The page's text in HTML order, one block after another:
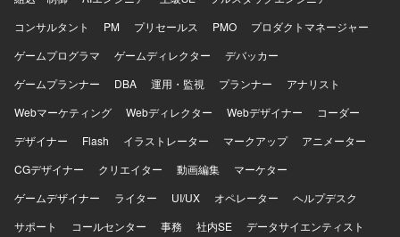
画し、共通基盤化に伴うデータ構造変更への対応を通じ
て、データ移行やSQL実装に関する実務経験を幅広く積む
行本番対応まで一連の工程に携わることで、データ移行プ
ロジェクト全体の流れを理解できるポジションです。 【開
発環境】 各種RDBMS環境上でのSQL実装およびデータ検証
を中心とした環境になります。
コンサルタント
PM プリセールス PMO
プロダクトマネージャー
ゲームプログラマ
ゲームディレクター
デバッカー
ゲームプランナー
DBA 運用・監視 プランナー
アナリスト
Webマーケティング
Webディレクター Webデザイナー
コーダー
デザイナー
Flash イラストレーター マークアップ
アニメーター
CGデザイナー
クリエイター 動画編集
マーケター
ゲームデザイナー
ライター UI/UX オペレーター
ヘルプデスク
サポート
コールセンター 事務 社内SE
データサイエンティスト